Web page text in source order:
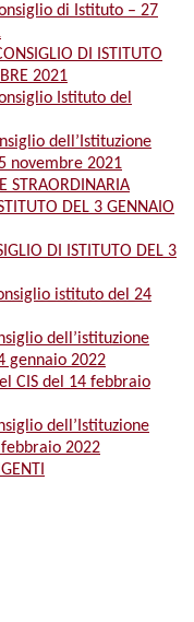
di Istituto – 27
DI ISTITUTO
2021
Istituto del
dell’Istituzione
novembre 2021
STRAORDINARIA
DEL 3 GENNAIO
DI ISTITUTO DEL 3
istituto del 24
dell’istituzione
gennaio 2022
CIS del 14 febbraio
dell’Istituzione
2022